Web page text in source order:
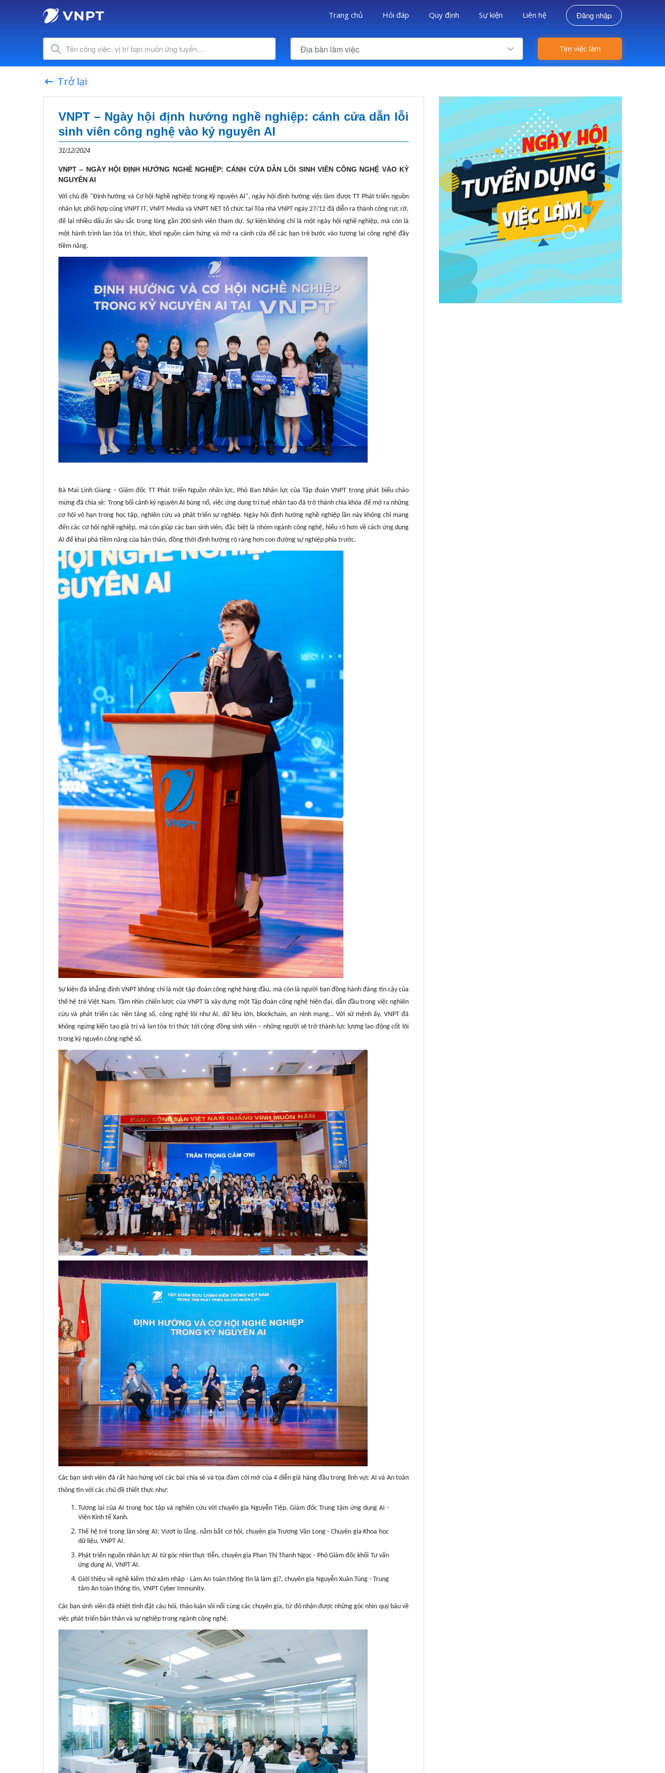
Trang chủ Hỏi đáp Quy định Sự kiện Liên hệ Đăng nhập
Địa bàn làm việc Tìm việc làm
Trở lại
VNPT – Ngày hội định hướng nghề nghiệp: cánh cửa dẫn lỗi
sinh viên công nghệ vào kỷ nguyên AI
31/12/2024
VNPT – NGÀY HỘI ĐỊNH HƯỚNG NGHỀ NGHIỆP: CÁNH CỬA DẪN LỐI SINH VIÊN CÔNG NGHỆ VÀO KỶ
NGUYÊN AI
Với chủ đề "Định hướng và Cơ hội Nghề nghiệp trong Kỷ nguyên AI", ngày hội định hướng việc làm được TT Phát triển nguồn
nhân lực phối hợp cùng VNPT IT, VNPT Media và VNPT NET tổ chức tại Tòa nhà VNPT ngày 27/12 đã diễn ra thành công rực rỡ,
để lại nhiều dấu ấn sâu sắc trong lòng gần 200 sinh viên tham dự. Sự kiện không chỉ là một ngày hội nghề nghiệp, mà còn là
một hành trình lan tỏa tri thức, khơi nguồn cảm hứng và mở ra cánh cửa để các bạn trẻ bước vào tương lai công nghệ đầy
tiềm năng.
Bà Mai Linh Giang – Giám đốc TT Phát triển Nguồn nhân lực, Phó Ban Nhân lực của Tập đoàn VNPT trong phát biểu chào
mừng đã chia sẻ: Trong bối cảnh kỷ nguyên AI bùng nổ, việc ứng dụng trí tuệ nhân tạo đã trở thành chìa khóa để mở ra những
cơ hội vô hạn trong học tập, nghiên cứu và phát triển sự nghiệp. Ngày hội định hướng nghề nghiệp lần này không chỉ mang
đến các cơ hội nghề nghiệp, mà còn giúp các bạn sinh viên, đặc biệt là nhóm ngành công nghệ, hiểu rõ hơn về cách ứng dụng
AI để khai phá tiềm năng của bản thân, đồng thời định hướng rõ ràng hơn con đường sự nghiệp phía trước.
Sự kiện đã khẳng định VNPT không chỉ là một tập đoàn công nghệ hàng đầu, mà còn là người bạn đồng hành đáng tin cậy của
thế hệ trẻ Việt Nam. Tầm nhìn chiến lược của VNPT là xây dựng một Tập đoàn công nghệ hiện đại, dẫn đầu trong việc nghiên
cứu và phát triển các nền tảng số, công nghệ lõi như AI, dữ liệu lớn, blockchain, an ninh mạng… Với sứ mệnh ấy, VNPT đã
không ngừng kiến tạo giá trị và lan tỏa tri thức tới cộng đồng sinh viên – những người sẽ trở thành lực lượng lao động cốt lõi
trong kỷ nguyên công nghệ số.
Các bạn sinh viên đã rất hào hứng với các bài chia sẻ và tọa đàm cởi mở của 4 diễn giả hàng đầu trong lĩnh vực AI và An toàn
thông tin với các chủ đề thiết thực như:
Tương lai của AI trong học tập và nghiên cứu với chuyên gia Nguyễn Tiệp, Giám đốc Trung tâm ứng dụng AI -
Viện Kinh tế Xanh.
Thế hệ trẻ trong làn sóng AI: Vượt lo lắng, nắm bắt cơ hội, chuyên gia Trương Văn Long - Chuyên gia Khoa học
dữ liệu, VNPT AI.
Phát triển nguồn nhân lực AI từ góc nhìn thực tiễn, chuyên gia Phan Thị Thanh Ngọc - Phó Giám đốc khối Tư vấn
ứng dụng AI, VNPT AI.
Giới thiệu về nghề kiểm thử xâm nhập - Làm An toàn thông tin là làm gì?, chuyên gia Nguyễn Xuân Tùng - Trung
tâm An toàn thông tin, VNPT Cyber Immunity.
Các bạn sinh viên đã nhiệt tình đặt câu hỏi, thảo luận sôi nổi cùng các chuyên gia, từ đó nhận được những góc nhìn quý báu về
việc phát triển bản thân và sự nghiệp trong ngành công nghệ.